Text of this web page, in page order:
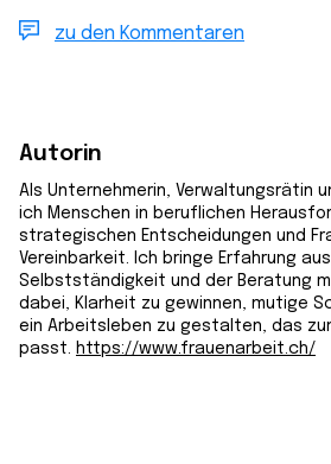
zu den Kommentaren
Autorin
Als Unternehmerin, Verwaltungsrätin
ich Menschen in beruflichen
strategischen Entscheidungen und
Vereinbarkeit. Ich bringe Erfahrung
Selbstständigkeit und der Beratung
dabei, Klarheit zu gewinnen, mutige
ein Arbeitsleben zu gestalten, das
passt. https://www.frauenarbeit.ch/